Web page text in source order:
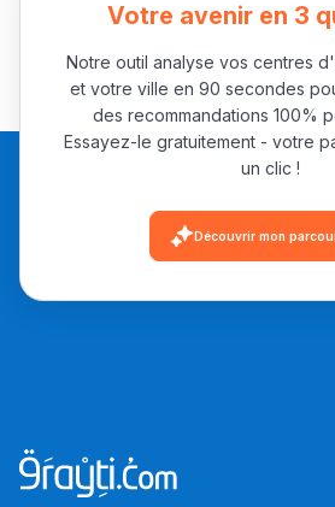
الدّاخل
فمجال
فتيشي،
و
Votre avenir en 3
Notre outil analyse vos centres
et votre ville en 90 secondes
des recommandations 100%
Essayez-le gratuitement - votre
un clic !
Découvrir mon